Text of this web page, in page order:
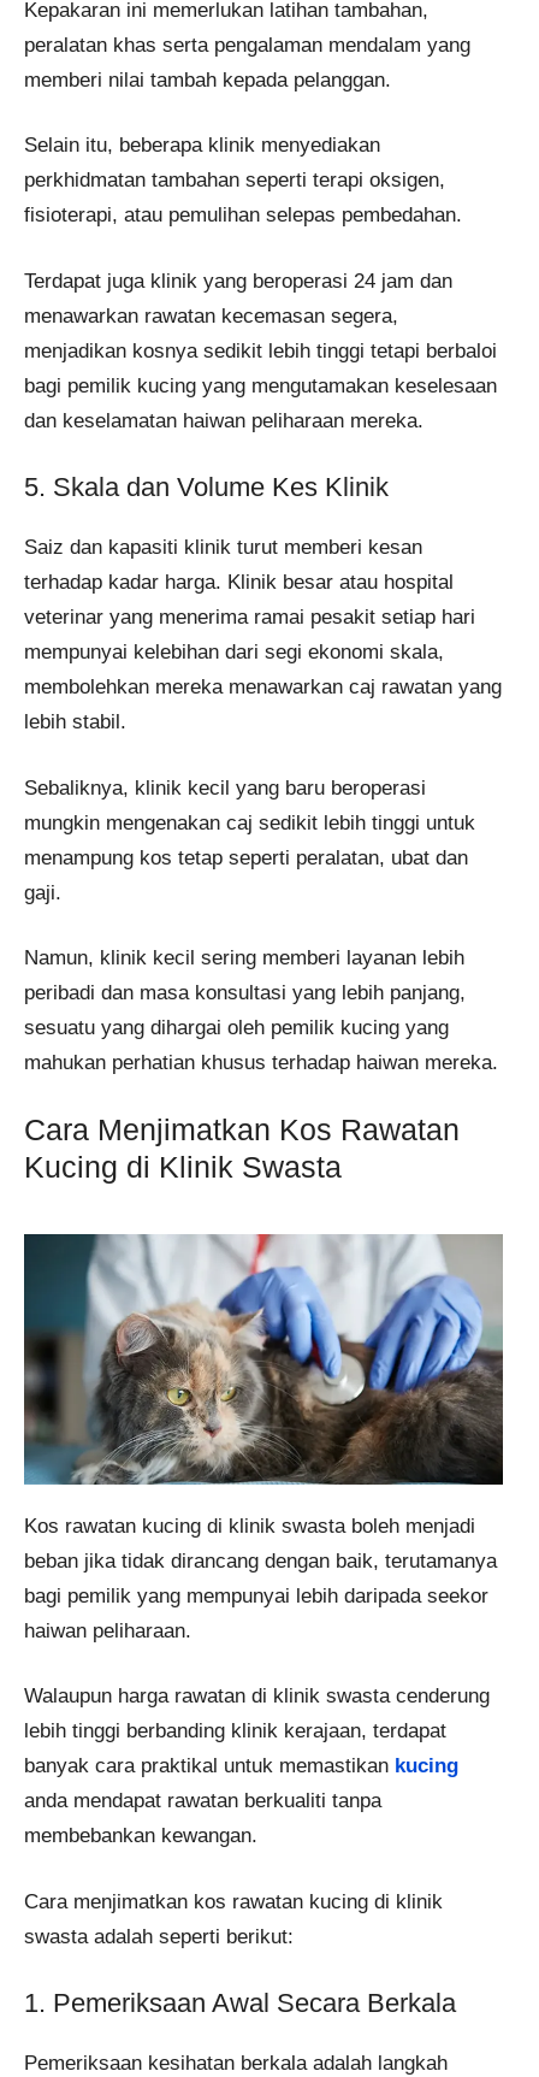
Kepakaran ini memerlukan latihan tambahan,
peralatan khas serta pengalaman mendalam yang
memberi nilai tambah kepada pelanggan.
Selain itu, beberapa klinik menyediakan
perkhidmatan tambahan seperti terapi oksigen,
fisioterapi, atau pemulihan selepas pembedahan.
Terdapat juga klinik yang beroperasi 24 jam dan
menawarkan rawatan kecemasan segera,
menjadikan kosnya sedikit lebih tinggi tetapi berbaloi
bagi pemilik kucing yang mengutamakan keselesaan
dan keselamatan haiwan peliharaan mereka.
5. Skala dan Volume Kes Klinik
Saiz dan kapasiti klinik turut memberi kesan
terhadap kadar harga. Klinik besar atau hospital
veterinar yang menerima ramai pesakit setiap hari
mempunyai kelebihan dari segi ekonomi skala,
membolehkan mereka menawarkan caj rawatan yang
lebih stabil.
Sebaliknya, klinik kecil yang baru beroperasi
mungkin mengenakan caj sedikit lebih tinggi untuk
menampung kos tetap seperti peralatan, ubat dan
gaji.
Namun, klinik kecil sering memberi layanan lebih
peribadi dan masa konsultasi yang lebih panjang,
sesuatu yang dihargai oleh pemilik kucing yang
mahukan perhatian khusus terhadap haiwan mereka.
Cara Menjimatkan Kos Rawatan
Kucing di Klinik Swasta
Kos rawatan kucing di klinik swasta boleh menjadi
beban jika tidak dirancang dengan baik, terutamanya
bagi pemilik yang mempunyai lebih daripada seekor
haiwan peliharaan.
Walaupun harga rawatan di klinik swasta cenderung
lebih tinggi berbanding klinik kerajaan, terdapat
banyak cara praktikal untuk memastikan kucing
anda mendapat rawatan berkualiti tanpa
membebankan kewangan.
Cara menjimatkan kos rawatan kucing di klinik
swasta adalah seperti berikut:
1. Pemeriksaan Awal Secara Berkala
Pemeriksaan kesihatan berkala adalah langkah